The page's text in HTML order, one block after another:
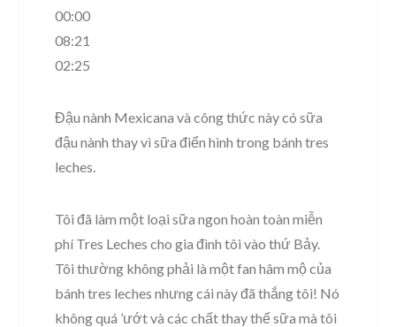
00:00
08:21
02:25
Đậu nành Mexicana và công thức này có sữa
đậu nành thay vì sữa điển hình trong bánh tres
leches.
Tôi đã làm một loại sữa ngon hoàn toàn miễn
phí Tres Leches cho gia đình tôi vào thứ Bảy.
Tôi thường không phải là một fan hâm mộ của
bánh tres leches nhưng cái này đã thắng tôi! Nó
không quá ’ướt và các chất thay thế sữa mà tôi